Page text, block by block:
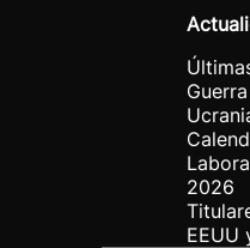
2026
EEUU